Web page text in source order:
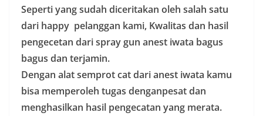
Seperti yang sudah diceritakan oleh salah satu
dari happy pelanggan kami, Kwalitas dan hasil
pengecetan dari spray gun anest iwata bagus
bagus dan terjamin.
Dengan alat semprot cat dari anest iwata kamu
bisa memperoleh tugas denganpesat dan
menghasilkan hasil pengecatan yang merata.